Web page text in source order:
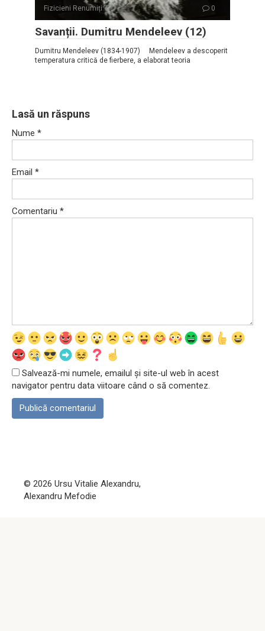
Fizicieni Renumiți 0
Savanții. Dumitru Mendeleev (12)
Dumitru Mendeleev (1834-1907) Mendeleev a descoperit
temperatura critică de fierbere, a elaborat teoria
Lasă un răspuns
Nume *
Email *
Comentariu *
Salvează-mi numele, emailul și site-ul web în acest
navigator pentru data viitoare când o să comentez.
© 2026 Ursu Vitalie Alexandru,
Alexandru Mefodie